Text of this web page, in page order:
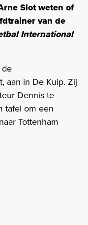
Slot weten of
van de
International
de
aan in De Kuip. Zij
Dennis te
tafel om een
Tottenham